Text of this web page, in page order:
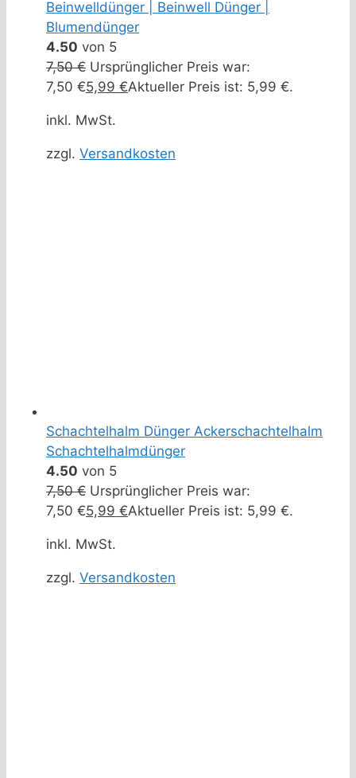
Beinwelldünger | Beinwell Dünger |
Blumendünger
4.50 von 5
7,50€ Ursprünglicher Preis war:
7,50 €5,99 €Aktueller Preis ist: 5,99 €.
inkl. MwSt.
zzgl. Versandkosten
Schachtelhalm Dünger Ackerschachtelhalm
Schachtelhalmdünger
4.50 von 5
7,50€ Ursprünglicher Preis war:
7,50 €5,99 €Aktueller Preis ist: 5,99 €.
inkl. MwSt.
zzgl. Versandkosten